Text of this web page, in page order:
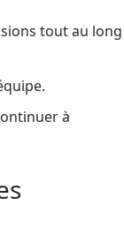
tout au long
à